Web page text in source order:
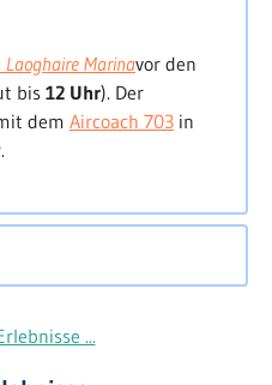
wir uns rund
denCaledonian Canalzu
reizvolle Routen, die
führen.
wir diePeninsula
entlang der
Laoghaire Marinavor den
bis12 Uhr). Der
dem Aircoach 703 in